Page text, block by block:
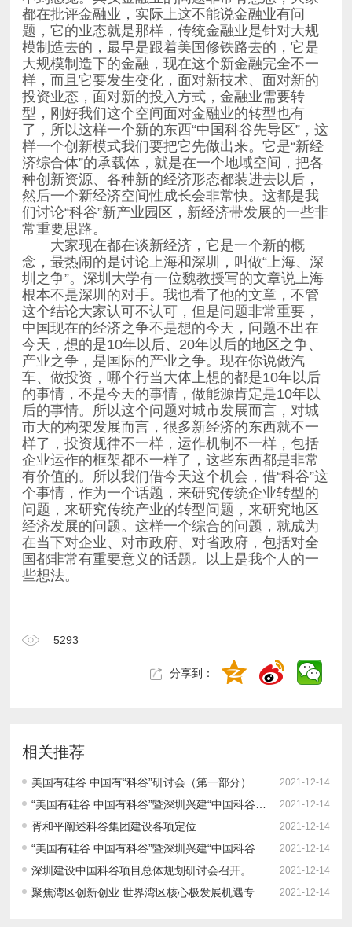
常重要思路。
些想法。
5293
分享到：
相关推荐
美国有硅谷 中国有“科谷”研讨会（第一部分） 2021-12-14
2021-12-14
胥和平阐述科谷集团建设各项定位 2021-12-14
2021-12-14
深圳建设中国科谷项目总体规划研讨会召开。 2021-12-14
​聚焦湾区创新创业 世界湾区核心极发展机遇专题研讨会在深召开 2021-12-14